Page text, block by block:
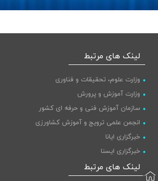
لینک های مرتبط
وزارت علوم، تحقیقات و فناوری
وزارت آموزش و پرورش
سازمان آموزش فنی و حرفه ای کشور
انجمن علمی ترویج و آموزش کشاورزی
خبرگزاری ایانا
خبرگزاری ایسنا
پایگاه اطلاع رسانی دولت
لینک های مرتبط